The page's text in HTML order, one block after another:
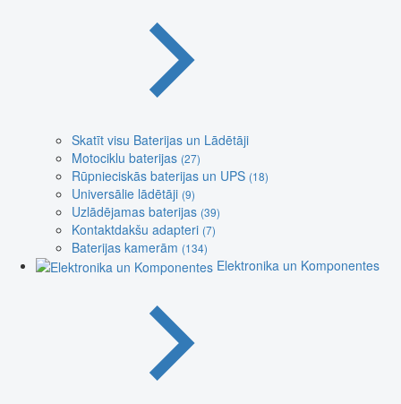
Skatīt visu Baterijas un Lādētāji
Motociklu baterijas (27)
Rūpnieciskās baterijas un UPS (18)
Universālie lādētāji (9)
Uzlādējamas baterijas (39)
Kontaktdakšu adapteri (7)
Baterijas kamerām (134)
Elektronika un Komponentes